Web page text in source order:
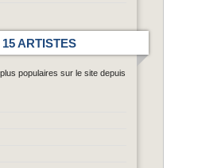
ARTISTES
populaires sur le site depuis